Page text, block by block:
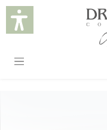
springen